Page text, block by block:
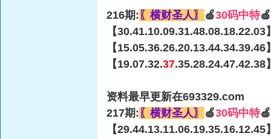
216期: 〖横财圣人〗 🍏30码中特
【30.41.10.09.31.48.08.18.22.03
【15.05.36.26.20.13.44.34.39.46
【19.07.32.37.35.28.24.47.42.38
资料最早更新在693329.com
217期: 〖横财圣人〗 🍏30码中特
【29.44.13.11.06.19.35.16.12.45